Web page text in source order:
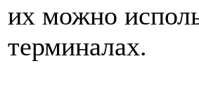
их можно
терминалах.